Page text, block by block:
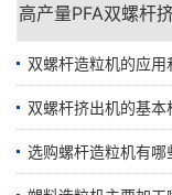
高产量PFA双螺杆
双螺杆造粒机的应
双螺杆挤出机的基本
选购螺杆造粒机有哪